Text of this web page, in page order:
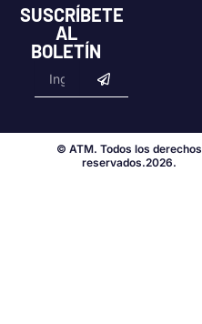
SUSCRÍBETE
AL
BOLETÍN
© ATM. Todos los derechos
reservados.2026.